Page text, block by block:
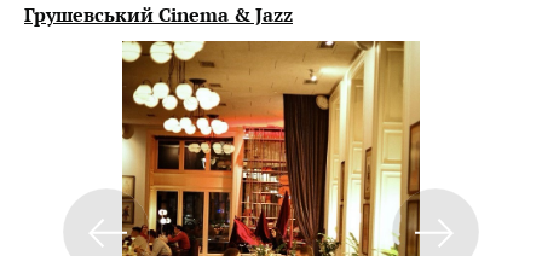
Грушевський Cinema & Jazz